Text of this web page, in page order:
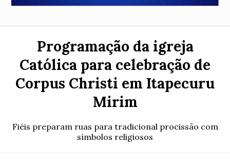
Programação da igreja
Católica para celebração de
Corpus Christi em Itapecuru
Mirim
Fiéis preparam ruas para tradicional procissão com
símbolos religiosos